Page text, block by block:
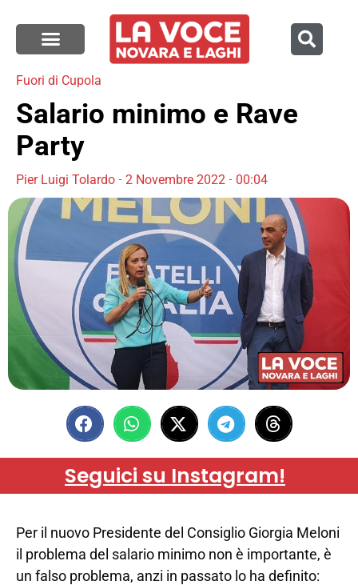
Fuori di Cupola
Salario minimo e Rave
Party
Pier Luigi Tolardo 2 Novembre 2022 00:04
Seguici su Instagram!
Per il nuovo Presidente del Consiglio Giorgia Meloni
il problema del salario minimo non è importante, è
un falso problema, anzi in passato lo ha definito: